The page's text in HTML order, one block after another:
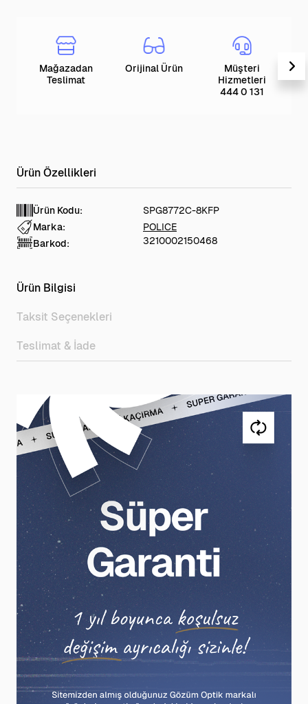
Mağazadan
Teslimat
Orijinal Ürün
Müşteri
Hizmetleri
444 0 131
Ürün Kodu:
SPG8772C-8KFP
Marka:
POLICE
Barkod:
3210002150468
Ürün Bilgisi
Taksit Seçenekleri
Teslimat & İade